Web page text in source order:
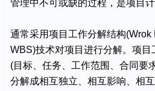
管理中不可或缺的过程，是项目
通常采用项目工作分解结构(Wrok
WBS)技术对项目进行分解。项目
(目标、任务、工作范围、合同要
分解成相互独立、相互影响、相